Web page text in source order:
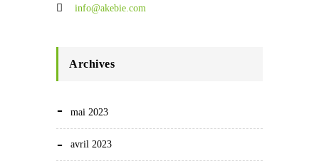
info@akebie.com
Archives
mai 2023
avril 2023